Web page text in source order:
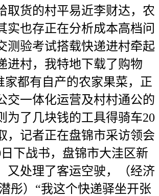
取货的村平易近李财达，农
实也存正在分析成本高档问
测验考试搭载快递进村牵起
进村，我特地下载了购物
家都有自产的农家果菜，正
交一体化运营及村村通公的
为了几块钱的工具得骑车20
，记者正在盘锦市采访领会
下战书，盘锦市大洼区新
又处理了客运空驶，（经济
彤）“我这个快递驿坐开张